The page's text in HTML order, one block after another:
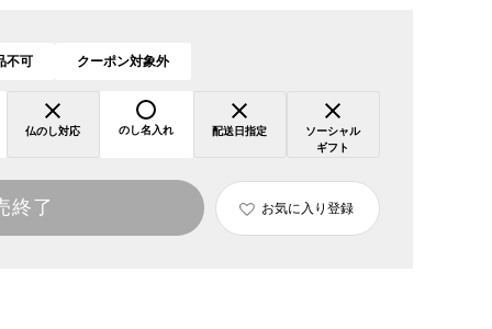
不可 クーポン対象外
仏のし対応 のし名入れ 配送日指定
ソーシャル
ギフト
終了 お気に入り登録